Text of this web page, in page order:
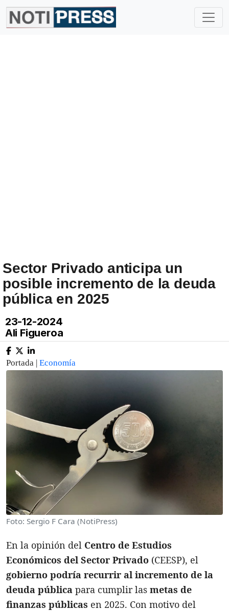
Sector Privado anticipa un
posible incremento de la deuda
pública en 2025
23-12-2024
Ali Figueroa
Portada | Economía
Foto: Sergio F Cara (NotiPress)
En la opinión del Centro de Estudios
Económicos del Sector Privado (CEESP), el
gobierno podría recurrir al incremento de la
deuda pública para cumplir las metas de
finanzas públicas en 2025. Con motivo del